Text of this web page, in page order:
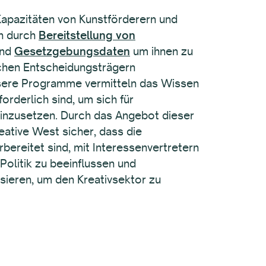
von Kunstförderern und
durch Bereitstellung von
Gesetzgebungsdaten um ihnen zu
Entscheidungsträgern
Programme vermitteln das Wissen
sind, um sich für
Durch das Angebot dieser
West sicher, dass die
sind, mit Interessenvertretern
zu beeinflussen und
um den Kreativsektor zu